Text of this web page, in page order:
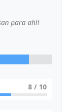
para ahli
8 / 10